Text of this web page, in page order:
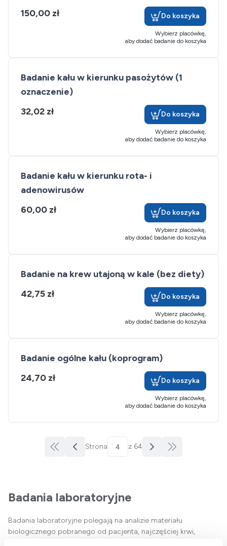
150,00 zł
Do koszyka
Wybierz placówkę,
aby dodać badanie do koszyka
Badanie kału w kierunku pasożytów (1
oznaczenie)
32,02 zł
Do koszyka
Wybierz placówkę,
aby dodać badanie do koszyka
Badanie kału w kierunku rota- i
adenowirusów
60,00 zł
Do koszyka
Wybierz placówkę,
aby dodać badanie do koszyka
Badanie na krew utajoną w kale (bez diety)
42,75 zł
Do koszyka
Wybierz placówkę,
aby dodać badanie do koszyka
Badanie ogólne kału (koprogram)
24,70 zł
Do koszyka
Wybierz placówkę,
aby dodać badanie do koszyka
Strona z 64
Badania laboratoryjne
Badania laboratoryjne polegają na analizie materiału
biologicznego pobranego od pacjenta, najczęściej krwi,